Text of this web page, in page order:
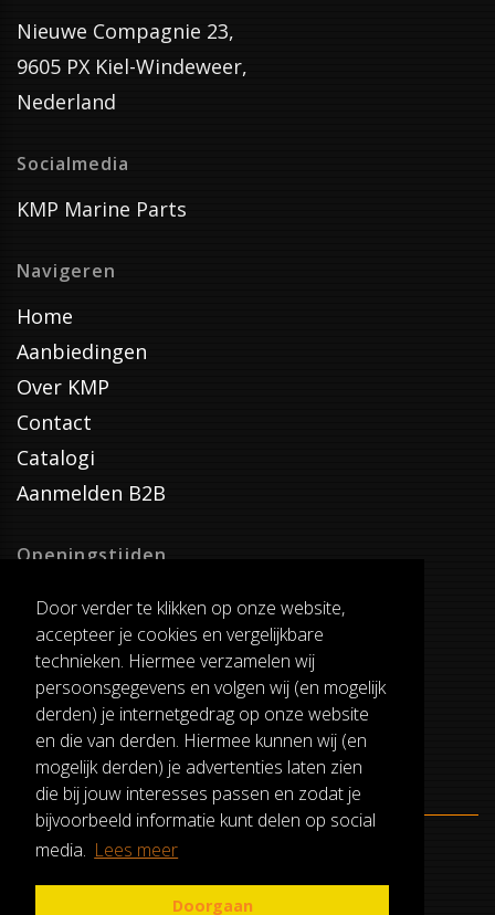
Door verder te klikken op onze website,
accepteer je cookies en vergelijkbare
technieken. Hiermee verzamelen wij
persoonsgegevens en volgen wij (en mogelijk
derden) je internetgedrag op onze website
en die van derden. Hiermee kunnen wij (en
mogelijk derden) je advertenties laten zien
die bij jouw interesses passen en zodat je
bijvoorbeeld informatie kunt delen op social
media. Lees meer
Doorgaan
Nieuwe Compagnie 23,
9605 PX Kiel-Windeweer,
Nederland
Socialmedia
KMP Marine Parts
Navigeren
Home
Aanbiedingen
Over KMP
Contact
Catalogi
Aanmelden B2B
Openingstijden
Dinsdag T/M Zaterdag
van 8:00-17:00
Verzenddagen
Dinsdag T/M Vrijdag
Pauze
12:30-13:00
RUILEN EN RETOURNEREN